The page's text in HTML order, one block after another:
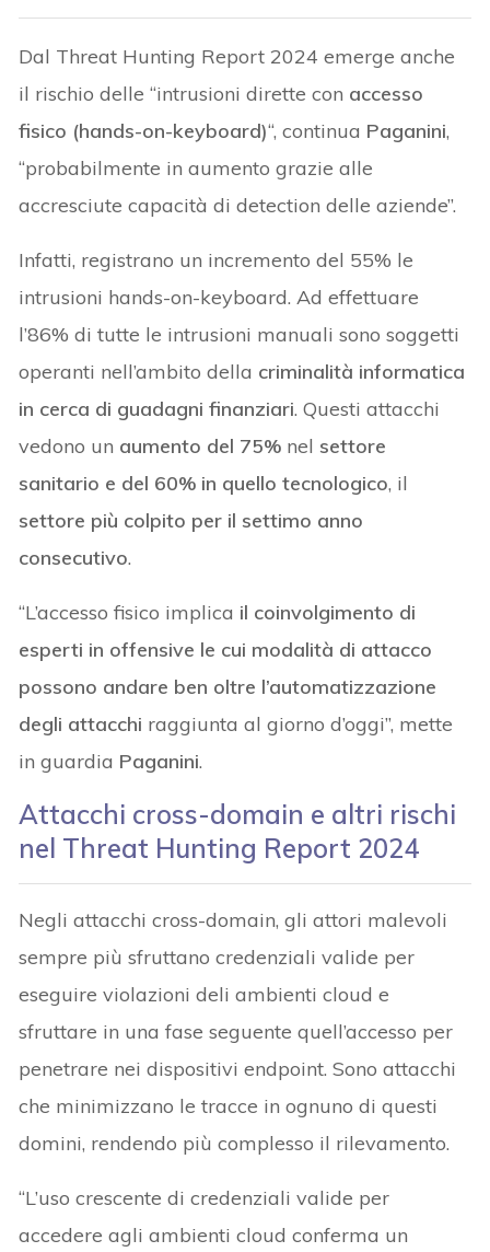
Dal Threat Hunting Report 2024 emerge anche
il rischio delle “intrusioni dirette con accesso
fisico (hands-on-keyboard)“, continua Paganini,
“probabilmente in aumento grazie alle
accresciute capacità di detection delle aziende”.
Infatti, registrano un incremento del 55% le
intrusioni hands-on-keyboard. Ad effettuare
l’86% di tutte le intrusioni manuali sono soggetti
operanti nell’ambito della criminalità informatica
in cerca di guadagni finanziari. Questi attacchi
vedono un aumento del 75% nel settore
sanitario e del 60% in quello tecnologico, il
settore più colpito per il settimo anno
consecutivo.
“L’accesso fisico implica il coinvolgimento di
esperti in offensive le cui modalità di attacco
possono andare ben oltre l’automatizzazione
degli attacchi raggiunta al giorno d’oggi”, mette
in guardia Paganini.
Attacchi cross-domain e altri rischi
nel Threat Hunting Report 2024
Negli attacchi cross-domain, gli attori malevoli
sempre più sfruttano credenziali valide per
eseguire violazioni deli ambienti cloud e
sfruttare in una fase seguente quell’accesso per
penetrare nei dispositivi endpoint. Sono attacchi
che minimizzano le tracce in ognuno di questi
domini, rendendo più complesso il rilevamento.
“L’uso crescente di credenziali valide per
accedere agli ambienti cloud conferma un